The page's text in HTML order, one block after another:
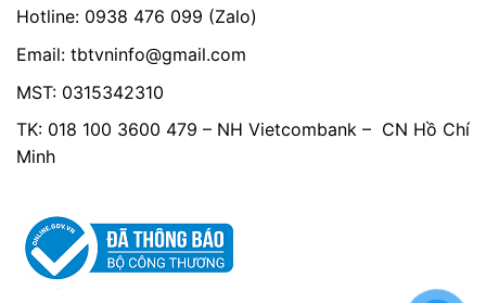
Hotline: 0938 476 099 (Zalo)
Email: tbtvninfo@gmail.com
MST: 0315342310
TK: 018 100 3600 479 – NH Vietcombank – CN Hồ Chí
Minh